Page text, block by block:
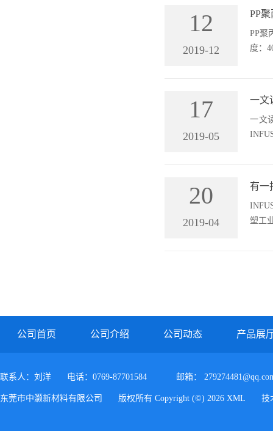
12
2019-12
PP
PP聚
度：
17
2019-05
一文
一文
20
2019-04
有一
塑工
公司首页 公司介绍 公司动态 产品展
联系人：刘洋 电话：0769-87701584 邮箱：
东莞市中灏新材料有限公司 版权所有 Copyright (©) 2026 XML 技